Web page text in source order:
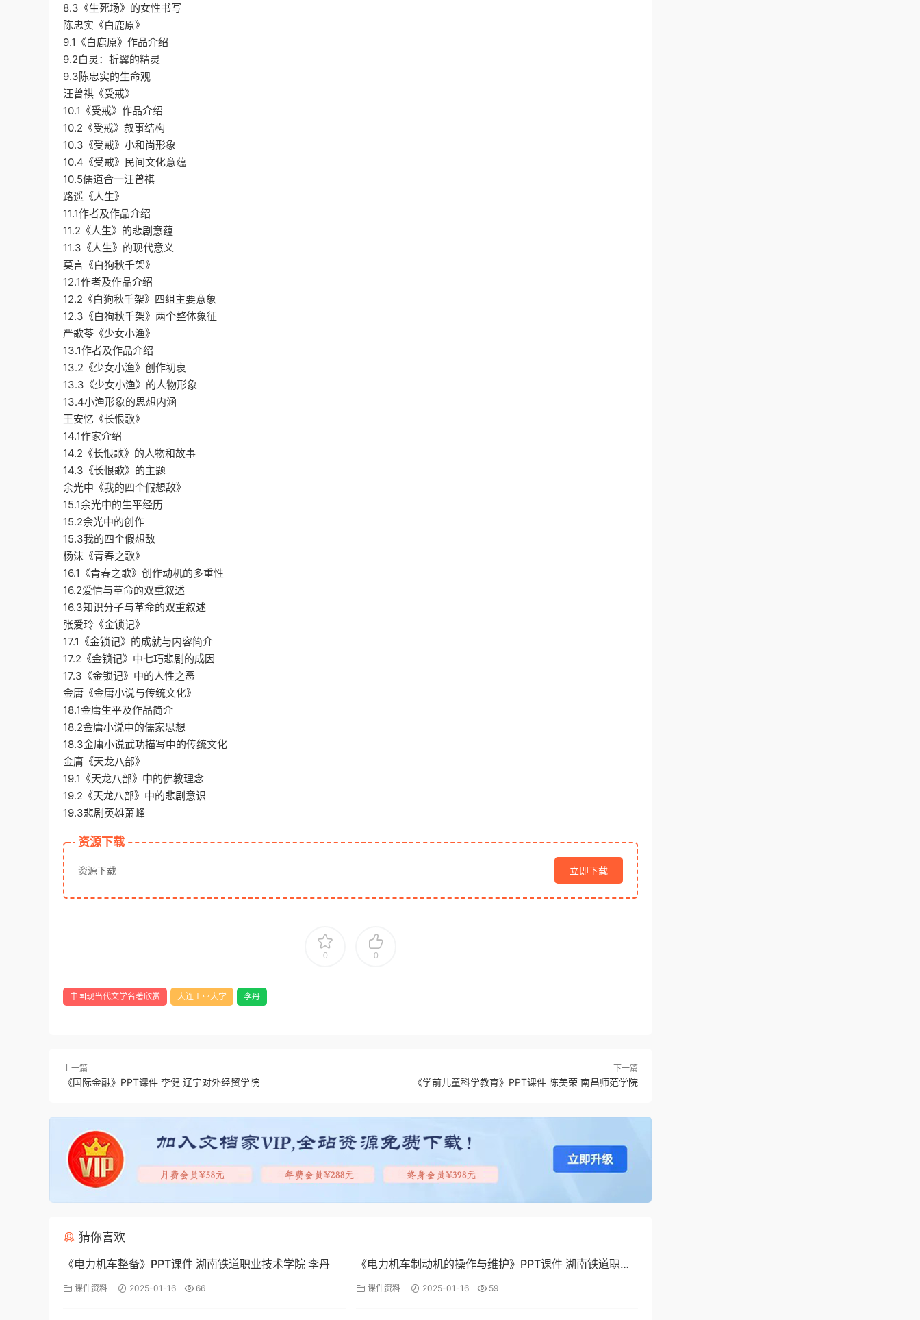
8.3《生死场》的女性书写
陈忠实《白鹿原》
9.1《白鹿原》作品介绍
9.2白灵：折翼的精灵
9.3陈忠实的生命观
汪曾祺《受戒》
10.1《受戒》作品介绍
10.2《受戒》叙事结构
10.3《受戒》小和尚形象
10.4《受戒》民间文化意蕴
10.5儒道合一汪曾祺
路遥《人生》
11.1作者及作品介绍
11.2《人生》的悲剧意蕴
11.3《人生》的现代意义
莫言《白狗秋千架》
12.1作者及作品介绍
12.2《白狗秋千架》四组主要意象
12.3《白狗秋千架》两个整体象征
严歌苓《少女小渔》
13.1作者及作品介绍
13.2《少女小渔》创作初衷
13.3《少女小渔》的人物形象
13.4小渔形象的思想内涵
王安忆《长恨歌》
14.1作家介绍
14.2《长恨歌》的人物和故事
14.3《长恨歌》的主题
余光中《我的四个假想敌》
15.1余光中的生平经历
15.2余光中的创作
15.3我的四个假想敌
杨沫《青春之歌》
16.1《青春之歌》创作动机的多重性
16.2爱情与革命的双重叙述
16.3知识分子与革命的双重叙述
张爱玲《金锁记》
17.1《金锁记》的成就与内容简介
17.2《金锁记》中七巧悲剧的成因
17.3《金锁记》中的人性之恶
金庸《金庸小说与传统文化》
18.1金庸生平及作品简介
18.2金庸小说中的儒家思想
18.3金庸小说武功描写中的传统文化
金庸《天龙八部》
19.1《天龙八部》中的佛教理念
19.2《天龙八部》中的悲剧意识
19.3悲剧英雄萧峰
资源下载
资源下载 立即下载
0 0
中国现当代文学名著欣赏 大连工业大学 李丹
上一篇
《国际金融》PPT课件 李健 辽宁对外经贸学院
下一篇
《学前儿童科学教育》PPT课件 陈美荣 南昌师范学院
猜你喜欢
《电力机车整备》PPT课件 湖南铁道职业技术学院 李丹
课件资料 2025-01-16 66
《电力机车制动机的操作与维护》PPT课件 湖南铁道职业
技术学院 李丹
课件资料 2025-01-16 59